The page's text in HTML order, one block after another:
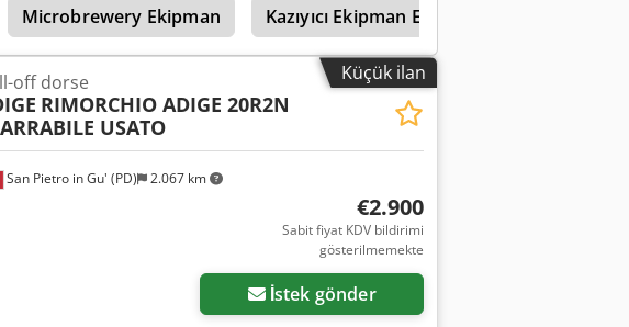
mm Kasa uzunluğu: 7.600 mm Hava süspansiyonu Disk
Çift tekerlekli.
Microbrewery Ekipman Kazıyıcı Ekipman Ekmek
Küçük ilan
San Pietro in Gu' (PD) 2.067 km
off dorse
RIMORCHIO ADIGE 20R2N
USATO
€2.900
Sabit fiyat KDV bildirimi
gösterilmemekte
İstek gönder